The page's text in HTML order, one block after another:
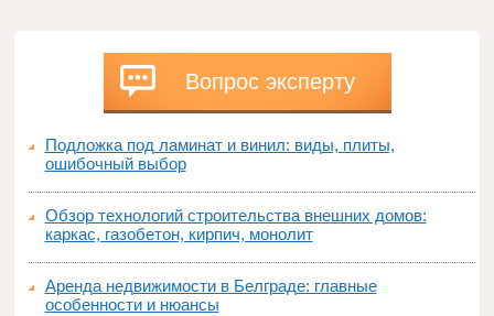
Вопрос эксперту
Подложка под ламинат и винил: виды, плиты,
ошибочный выбор
Обзор технологий строительства внешних домов:
каркас, газобетон, кирпич, монолит
Аренда недвижимости в Белграде: главные
особенности и нюансы